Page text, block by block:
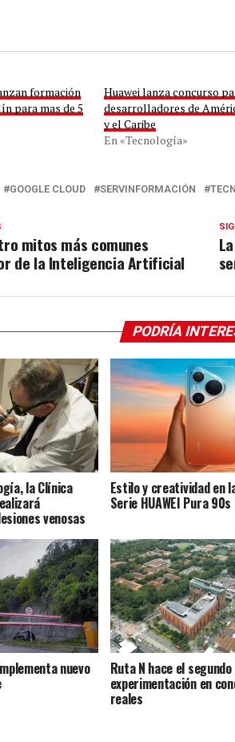
formación
para mas de 5
Huawei lanza concurso
desarrolladores de
y el Caribe
En «Tecnología»
GOOGLE CLOUD SERVINFORMACIÓN
mitos más comunes
de la Inteligencia Artificial
PODRÍA
la Clínica
venosas
Estilo y creatividad en
Serie HUAWEI Pura 90s
nuevo Ruta N hace el
experimentación en
reales